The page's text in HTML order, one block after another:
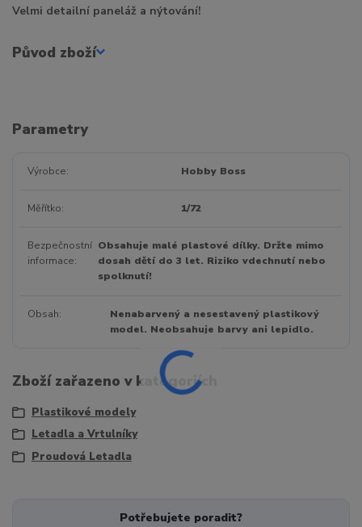
Velmi detailní paneláž a nýtování!
Původ zboží
Parametry
Výrobce Hobby Boss
Měřítko 1/72
Bezpečnostní
informace
Obsahuje malé plastové dílky. Držte mimo
dosah dětí do 3 let. Riziko vdechnutí nebo
spolknutí!
Obsah
Nenabarvený a nesestavený plastikový
model. Neobsahuje barvy ani lepidlo.
Zboží zařazeno v kategoriích
Plastikové modely
Letadla a Vrtulníky
Proudová Letadla
Potřebujete poradit?